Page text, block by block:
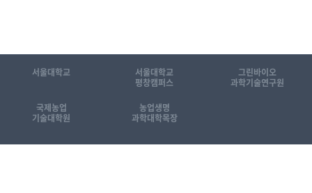
서울대학교
서울대학교
평창캠퍼스
그린바이오
과학기술연구원
국제농업
기술대학원
농업생명
과학대학목장